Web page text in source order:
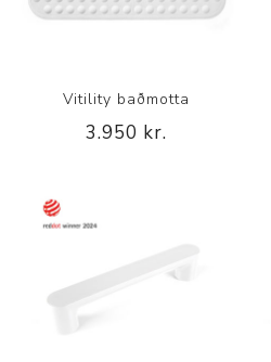
Vitility baðmotta
3.950 kr.